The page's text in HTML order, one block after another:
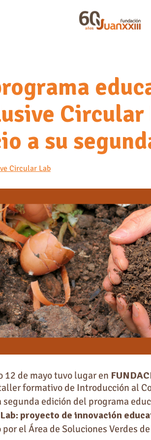
Circular
a su
Circular Lab
12 de mayo tuvo lugar en
formativo de Introducción al
segunda edición del programa
proyecto de innovación
el Área de Soluciones Verdes